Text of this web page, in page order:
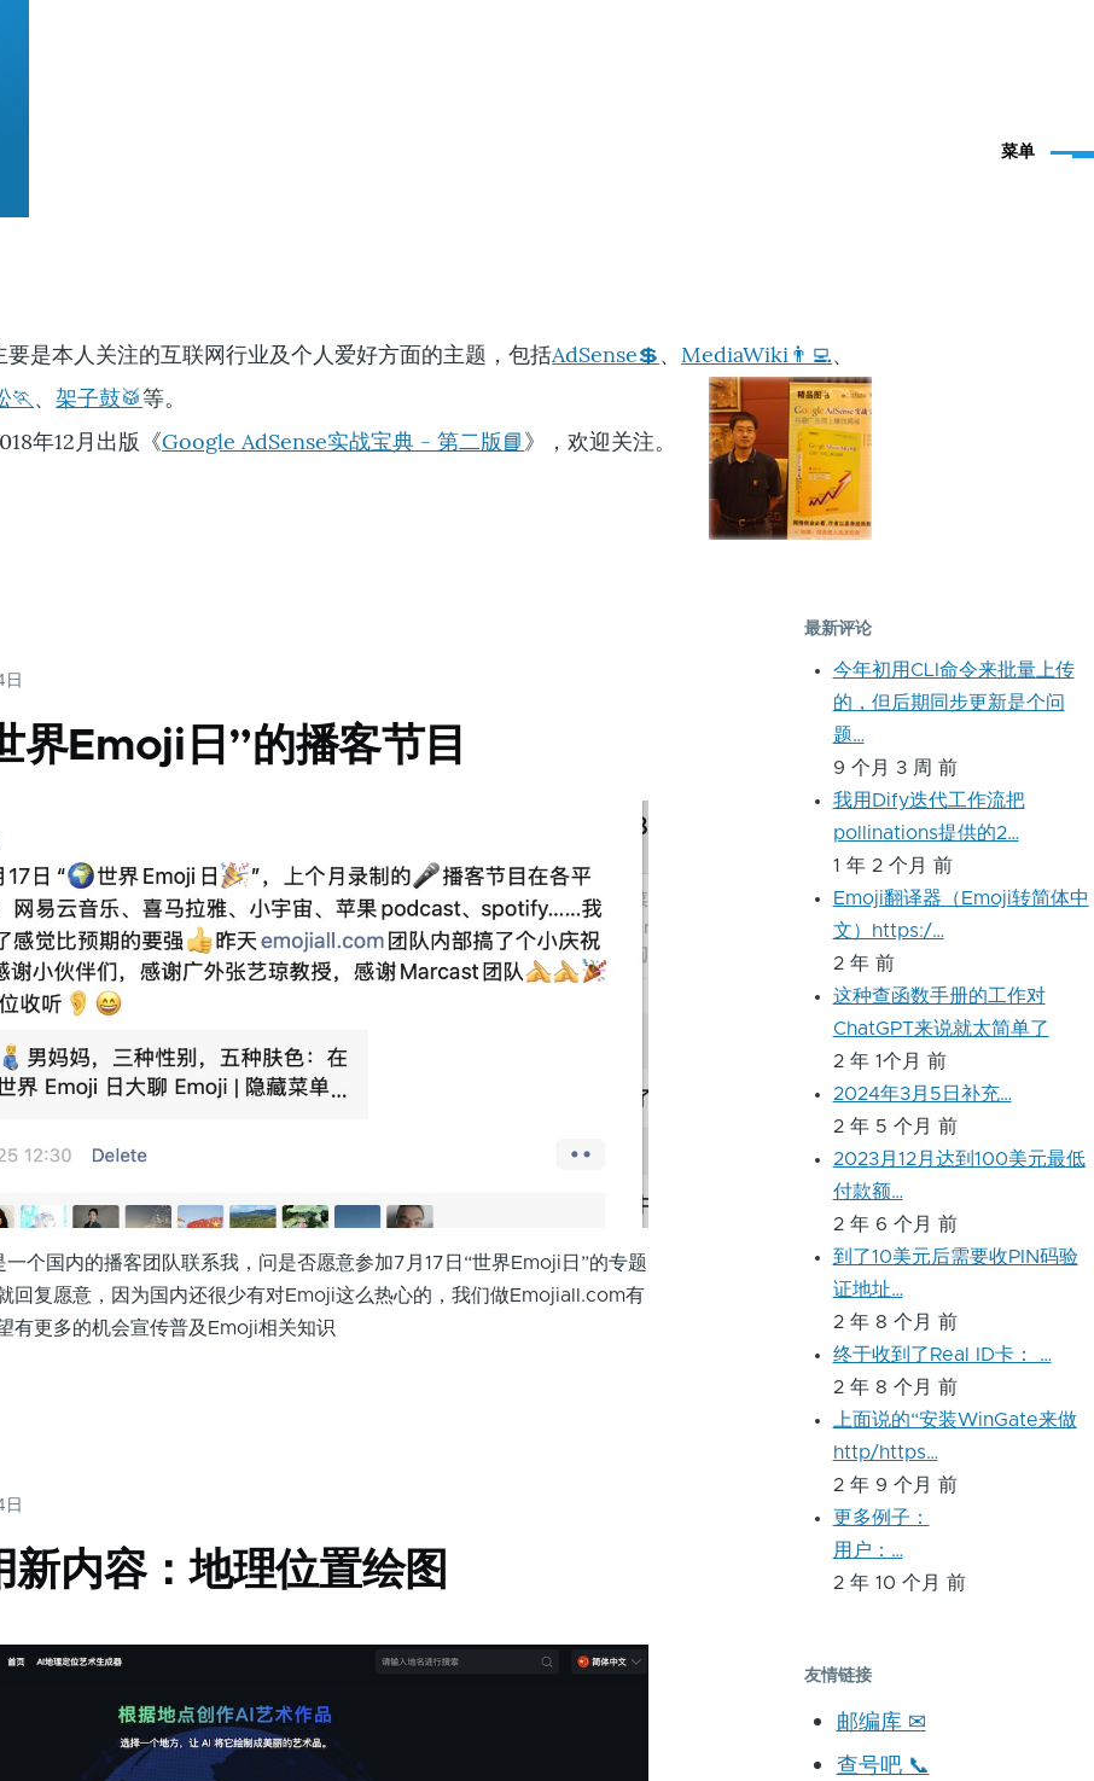
菜单
要是本人关注的互联网行业及个人爱好方面的主题，包括AdSense💲、 MediaWiki👨‍💻、
🏃 、架子鼓🥁等。
年12月出版《Google AdSense实战宝典 - 第二版📘》，欢迎关注。
界Emoji日”的播客节目
个国内的播客团队联系我，问是否愿意参加7月17日“世界Emoji日”的专题
回复愿意，因为国内还很少有对Emoji这么热心的，我们做Emojiall.com有
有更多的机会宣传普及Emoji相关知识
新内容：地理位置绘图
最新评论
今年初用CLI命令来批量上传
的，但后期同步更新是个问
题…
9 个月 3 周 前
我用Dify迭代工作流把
pollinations提供的2…
1 年 2 个月 前
Emoji翻译器（Emoji转简体中
文）https:/…
2 年 前
这种查函数手册的工作对
ChatGPT来说就太简单了
2 年 1个月 前
2024年3月5日补充…
2 年 5 个月 前
2023月12月达到100美元最低
付款额…
2 年 6 个月 前
到了10美元后需要收PIN码验
证地址…
2 年 8 个月 前
终于收到了Real ID卡： …
2 年 8 个月 前
上面说的“安装WinGate来做
http/https…
2 年 9 个月 前
更多例子：
用户：…
2 年 10 个月 前
友情链接
邮编库 ✉
查号吧 📞